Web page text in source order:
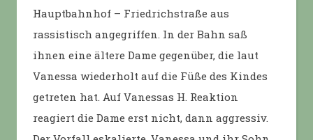
Hauptbahnhof – Friedrichstraße aus
rassistisch angegriffen. In der Bahn saß
ihnen eine ältere Dame gegenüber, die laut
Vanessa wiederholt auf die Füße des Kindes
getreten hat. Auf Vanessas H. Reaktion
reagiert die Dame erst nicht, dann aggressiv.